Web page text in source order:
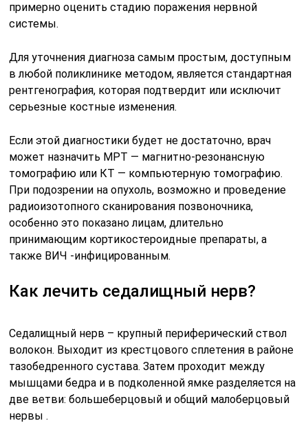
примерно оценить стадию поражения нервной
системы.
Для уточнения диагноза самым простым, доступным
в любой поликлинике методом, является стандартная
рентгенография, которая подтвердит или исключит
серьезные костные изменения.
Если этой диагностики будет не достаточно, врач
может назначить МРТ — магнитно-резонансную
томографию или КТ — компьютерную томографию.
При подозрении на опухоль, возможно и проведение
радиоизотопного сканирования позвоночника,
особенно это показано лицам, длительно
принимающим кортикостероидные препараты, а
также ВИЧ -инфицированным.
Как лечить седалищный нерв?
Седалищный нерв – крупный периферический ствол
волокон. Выходит из крестцового сплетения в районе
тазобедренного сустава. Затем проходит между
мышцами бедра и в подколенной ямке разделяется на
две ветви: большеберцовый и общий малоберцовый
нервы .